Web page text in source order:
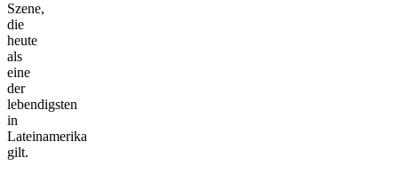
Szene,
die
heute
als
eine
der
lebendigsten
in
Lateinamerika
gilt.